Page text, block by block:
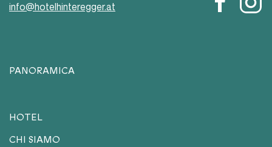
info@hotelhinteregger.at
PANORAMICA
HOTEL
CHI SIAMO